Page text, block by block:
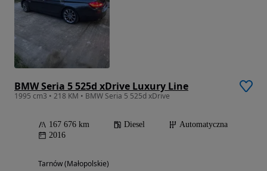
BMW Seria 5 525d xDrive Luxury Line
1995 cm3 • 218 KM • BMW Seria 5 525d xDrive
167 676 km Diesel
Automatyczna
2016
Tarnów (Małopolskie)